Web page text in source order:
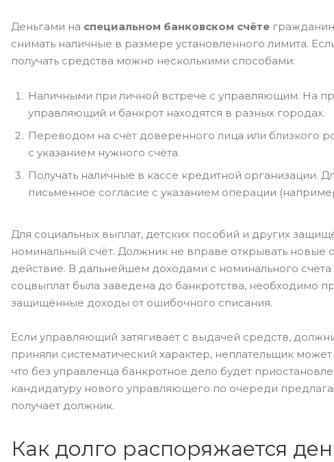
Деньгами на специальном банковском счёте гражданин
снимать наличные в размере установленного лимита.
получать средства можно несколькими способами:
Наличными при личной встрече с управляющим. На
управляющий и банкрот находятся в разных городах.
Переводом на счёт доверенного лица или близкого
с указанием нужного счёта.
Получать наличные в кассе кредитной организации.
письменное согласие с указанием операции
Для социальных выплат, детских пособий и других
номинальный счёт. Должник не вправе открывать новые
действие. В дальнейшем доходами с номинального
соцвыплат была заведена до банкротства, необходимо
защищённые доходы от ошибочного списания.
Если управляющий затягивает с выдачей средств,
приняли систематический характер, неплательщик
что без управленца банкротное дело будет
кандидатуру нового управляющего по очереди
получает должник.
Как долго распоряжается